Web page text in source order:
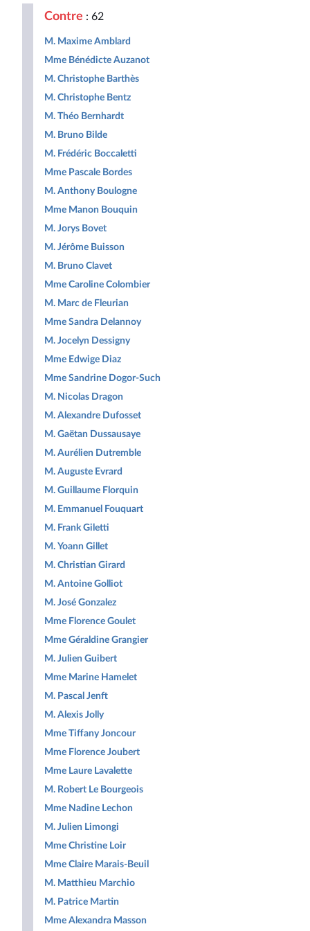
Contre : 62
M. Maxime Amblard
Mme Bénédicte Auzanot
M. Christophe Barthès
M. Christophe Bentz
M. Théo Bernhardt
M. Bruno Bilde
M. Frédéric Boccaletti
Mme Pascale Bordes
M. Anthony Boulogne
Mme Manon Bouquin
M. Jorys Bovet
M. Jérôme Buisson
M. Bruno Clavet
Mme Caroline Colombier
M. Marc de Fleurian
Mme Sandra Delannoy
M. Jocelyn Dessigny
Mme Edwige Diaz
Mme Sandrine Dogor-Such
M. Nicolas Dragon
M. Alexandre Dufosset
M. Gaëtan Dussausaye
M. Aurélien Dutremble
M. Auguste Evrard
M. Guillaume Florquin
M. Emmanuel Fouquart
M. Frank Giletti
M. Yoann Gillet
M. Christian Girard
M. Antoine Golliot
M. José Gonzalez
Mme Florence Goulet
Mme Géraldine Grangier
M. Julien Guibert
Mme Marine Hamelet
M. Pascal Jenft
M. Alexis Jolly
Mme Tiffany Joncour
Mme Florence Joubert
Mme Laure Lavalette
M. Robert Le Bourgeois
Mme Nadine Lechon
M. Julien Limongi
Mme Christine Loir
Mme Claire Marais-Beuil
M. Matthieu Marchio
M. Patrice Martin
Mme Alexandra Masson